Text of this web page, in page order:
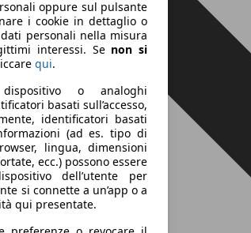
oppure sul pulsante
i cookie in dettaglio o
personali nella misura
interessi. Se non si
qui.
o analoghi
basati sull’accesso,
identificatori basati
(ad es. tipo di
lingua, dimensioni
ecc.) possono essere
dell’utente per
si connette a un’app o a
qui presentate.